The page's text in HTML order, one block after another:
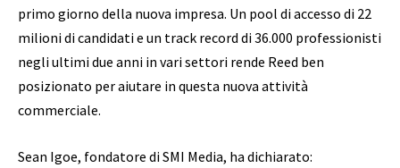
primo giorno della nuova impresa. Un pool di accesso di 22
milioni di candidati e un track record di 36.000 professionisti
negli ultimi due anni in vari settori rende Reed ben
posizionato per aiutare in questa nuova attività
commerciale.
Sean Igoe, fondatore di SMI Media, ha dichiarato: